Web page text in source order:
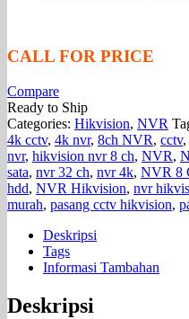
CALL FOR PRICE
Compare
Ready to Ship
Categories: Hikvision, NVR
4k cctv, 4k nvr, 8ch NVR, cctv,
nvr, hikvision nvr 8 ch, NVR,
sata, nvr 32 ch, nvr 4k, NVR 8
hdd, NVR Hikvision, nvr
murah, pasang cctv hikvision,
Deskripsi
Tags
Informasi Tambahan
Deskripsi